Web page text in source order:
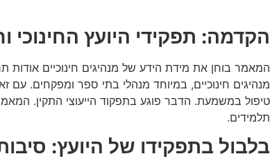
הקדמה: תפקידי היועץ
מנהיגים חינוכיים, במיוחד מנהלי בתי ספר ומפקחים. עם
תלמידים.
בלבול בתפקידו של היועץ: